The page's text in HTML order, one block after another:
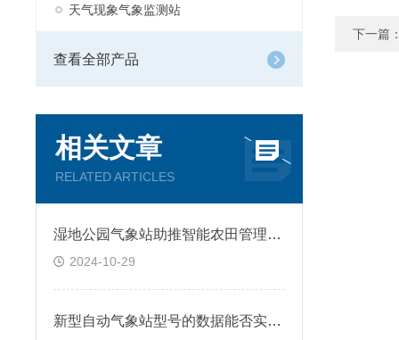
天气现象气象监测站
查看全部产品
相关文章
RELATED ARTICLES
湿地公园气象站助推智能农田管理的气象利器
2024-10-29
新型自动气象站型号的数据能否实时查看？有哪些查看方式？
下一篇